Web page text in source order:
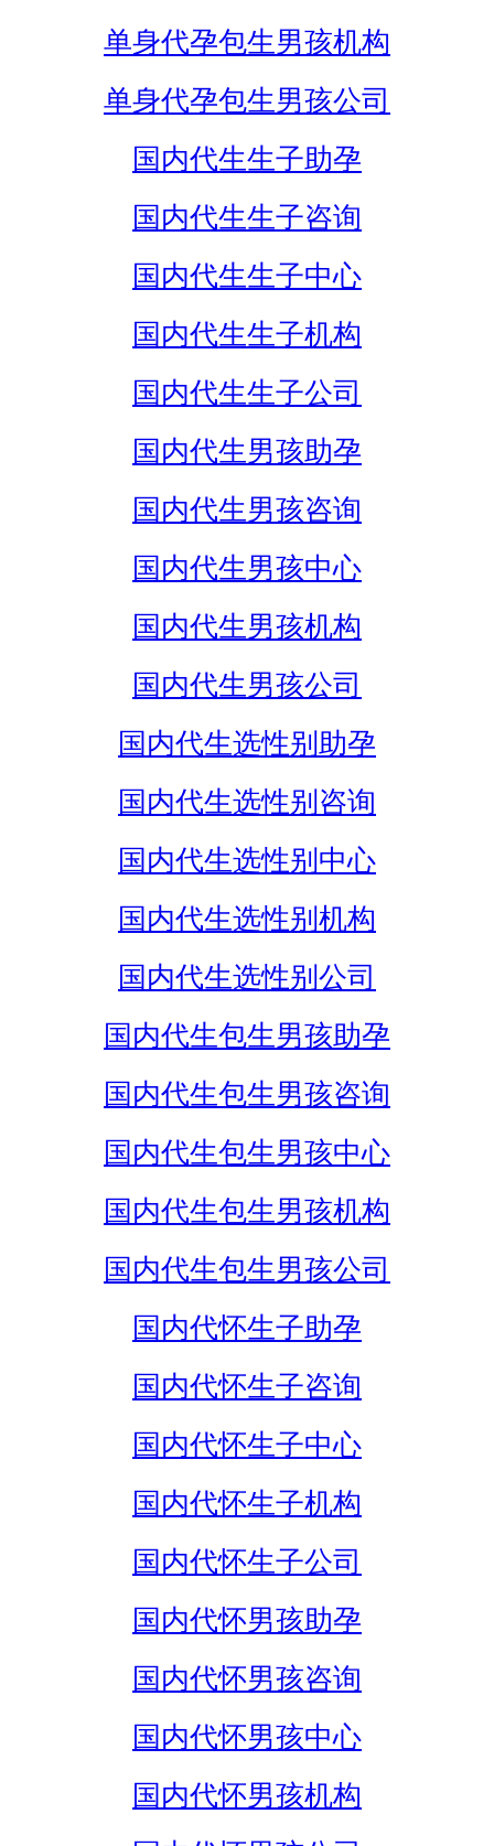
单身代孕包生男孩机构
单身代孕包生男孩公司
国内代生生子助孕
国内代生生子咨询
国内代生生子中心
国内代生生子机构
国内代生生子公司
国内代生男孩助孕
国内代生男孩咨询
国内代生男孩中心
国内代生男孩机构
国内代生男孩公司
国内代生选性别助孕
国内代生选性别咨询
国内代生选性别中心
国内代生选性别机构
国内代生选性别公司
国内代生包生男孩助孕
国内代生包生男孩咨询
国内代生包生男孩中心
国内代生包生男孩机构
国内代生包生男孩公司
国内代怀生子助孕
国内代怀生子咨询
国内代怀生子中心
国内代怀生子机构
国内代怀生子公司
国内代怀男孩助孕
国内代怀男孩咨询
国内代怀男孩中心
国内代怀男孩机构